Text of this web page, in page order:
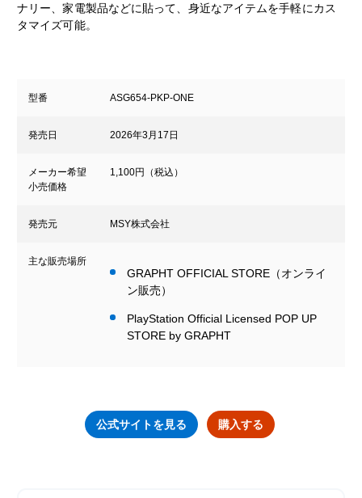
ナリー、家電製品などに貼って、身近なアイテムを手軽にカス
タマイズ可能。
型番 ASG654-PKP-ONE
発売日 2026年3月17日
メーカー希望
小売価格
1,100円（税込）
発売元 MSY株式会社
主な販売場所
GRAPHT OFFICIAL STORE（オンライ
ン販売）
PlayStation Official Licensed POP UP
STORE by GRAPHT
公式サイトを見る 購入する